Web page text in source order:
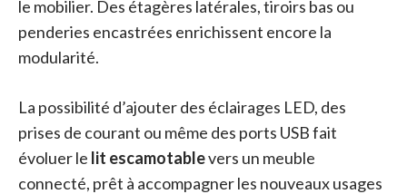
le mobilier. Des étagères latérales, tiroirs bas ou
penderies encastrées enrichissent encore la
modularité.
La possibilité d’ajouter des éclairages LED, des
prises de courant ou même des ports USB fait
évoluer le lit escamotablevers un meuble
connecté, prêt à accompagner les nouveaux usages